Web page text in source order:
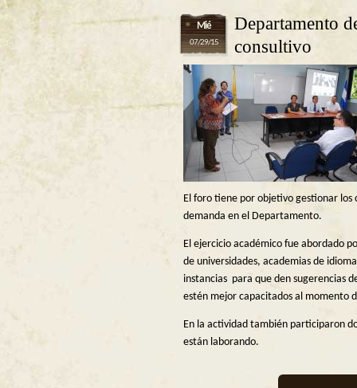
Mié
07/29/15
Departamento
consultivo
El foro tiene por objetivo gestionar
demanda en el Departamento.
El ejercicio académico fue abordado
de universidades, academias de
instancias para que den sugerencias
estén mejor capacitados al momento
En la actividad también participaron
están laborando.